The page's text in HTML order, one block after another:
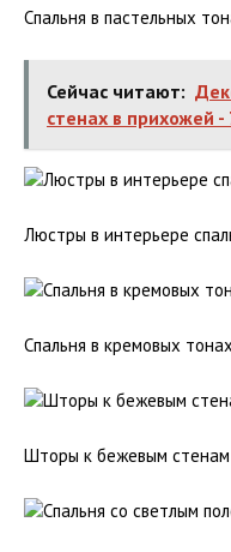
Спальня в пастельных
Сейчас читают:
стенах в прихожей
Люстры в интерьере
Спальня в кремовых тонах
Шторы к бежевым стенам